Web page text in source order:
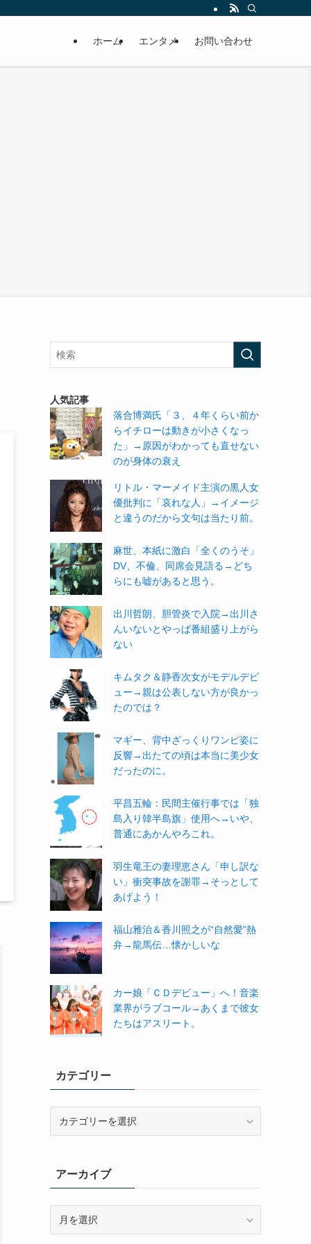
ホーム エンタメ お問い合わせ
人気記事
落合博満氏「３、４年くらい前か
らイチローは動きが小さくなっ
た」→原因がわかっても直せない
のが身体の衰え
リトル・マーメイド主演の黒人女
優批判に「哀れな人」→イメージ
と違うのだから文句は当たり前。
麻世、本紙に激白「全くのうそ」
DV、不倫、同席会見語る→どち
らにも嘘があると思う。
出川哲朗、胆管炎で入院→出川さ
んいないとやっぱ番組盛り上がら
ない
キムタク＆静香次女がモデルデビ
ュー→親は公表しない方が良かっ
たのでは？
マギー、背中ざっくりワンピ姿に
反響→出たての頃は本当に美少女
だったのに。
平昌五輪：民間主催行事では「独
島入り韓半島旗」使用へ→いや、
普通にあかんやろこれ。
羽生竜王の妻理恵さん「申し訳な
い」衝突事故を謝罪→そっとして
あげよう！
福山雅治＆香川照之が“自然愛”熱
弁→龍馬伝…懐かしいな
カー娘「ＣＤデビュー」へ！音楽
業界がラブコール→あくまで彼女
たちはアスリート。
カテゴリー
ーアーカイブ